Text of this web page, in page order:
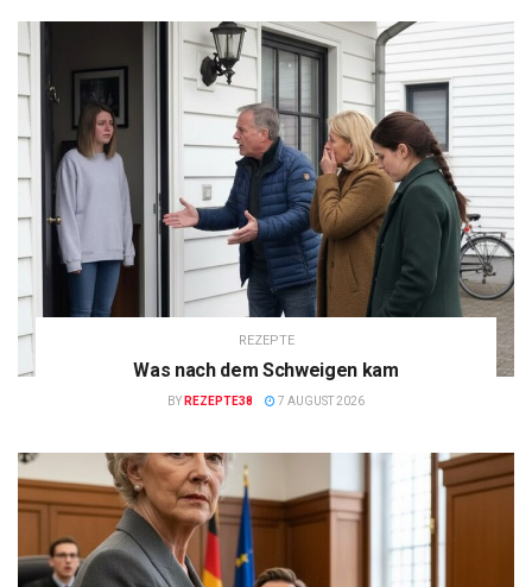
REZEPTE
Was nach dem Schweigen kam
BY REZEPTE38 7 AUGUST 2026